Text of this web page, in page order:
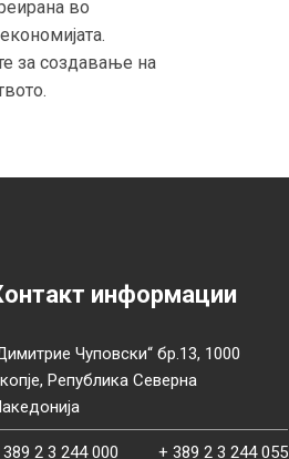
во
за создавање на
информации
Чуповски“ бр.13, 1000
Република Северна
2 3 244 000 + 389 2 3 244 055